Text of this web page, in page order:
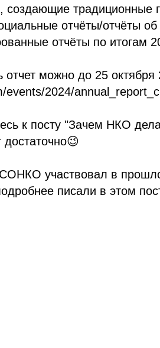
создающие традиционные
отчёты/отчёты об
отчёты по итогам
отчет можно до 25
events/2024/
к посту "Зачем НКО
участвовал в
писали в этом